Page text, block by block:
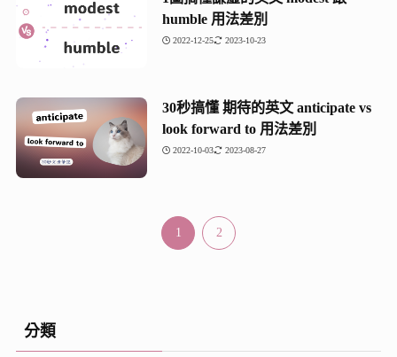
humble 用法差別
2022-12-25 2023-10-23
30秒搞懂 期待的英文 anticipate vs
look forward to 用法差別
2022-10-03 2023-08-27
1 2
分類